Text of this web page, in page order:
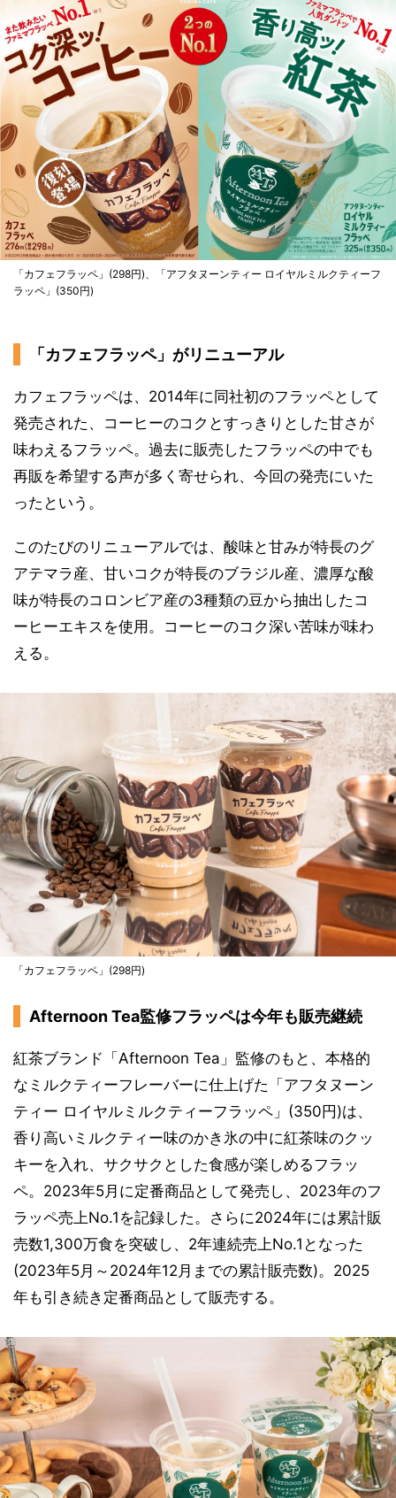
「カフェフラッペ」(298円)、「アフタヌーンティー ロイヤルミルクティーフ
ラッペ」(350円)
「カフェフラッペ」がリニューアル
カフェフラッペは、2014年に同社初のフラッペとして
発売された、コーヒーのコクとすっきりとした甘さが
味わえるフラッペ。過去に販売したフラッペの中でも
再販を希望する声が多く寄せられ、今回の発売にいた
ったという。
このたびのリニューアルでは、酸味と甘みが特長のグ
アテマラ産、甘いコクが特長のブラジル産、濃厚な酸
味が特長のコロンビア産の3種類の豆から抽出したコ
ーヒーエキスを使用。コーヒーのコク深い苦味が味わ
える。
「カフェフラッペ」(298円)
Afternoon Tea監修フラッペは今年も販売継続
紅茶ブランド「Afternoon Tea」監修のもと、本格的
なミルクティーフレーバーに仕上げた「アフタヌーン
ティー ロイヤルミルクティーフラッペ」(350円)は、
香り高いミルクティー味のかき氷の中に紅茶味のクッ
キーを入れ、サクサクとした食感が楽しめるフラッ
ペ。2023年5月に定番商品として発売し、2023年のフ
ラッペ売上No.1を記録した。さらに2024年には累計販
売数1,300万食を突破し、2年連続売上No.1となった
(2023年5月～2024年12月までの累計販売数)。2025
年も引き続き定番商品として販売する。